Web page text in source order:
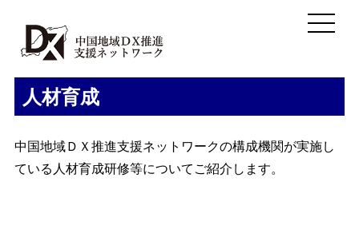
人材育成
中国地域ＤＸ推進支援ネットワークの構成機関が実施し
ている人材育成研修等についてご紹介します。